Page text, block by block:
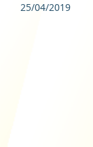
25/04/2019